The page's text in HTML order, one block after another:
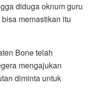
diduga oknum guru
memastikan itu
Bone telah
mengajukan
diminta untuk